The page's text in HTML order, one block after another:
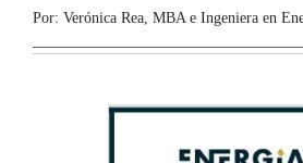
Por: Verónica Rea, MBA e Ingeniera en